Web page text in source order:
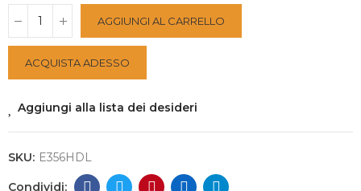
AGGIUNGI AL CARRELLO
ACQUISTA ADESSO
Aggiungi alla lista dei desideri
SKU: E356HDL